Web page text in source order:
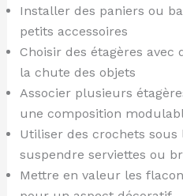
Installer des paniers ou
petits accessoires
Choisir des étagères
la chute des objets
Associer plusieurs
une composition
Utiliser des crochets sous
suspendre serviettes ou
Mettre en valeur les